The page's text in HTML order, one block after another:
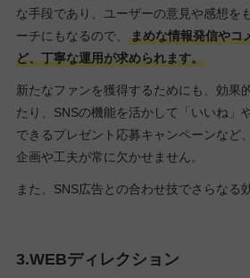
な手段であり、ユーザーの意見や感想を
ーチにもなるので、
まめな情報発信やコ
ど、丁寧な運用が求められます。
新たなファンを獲得するためにも、効果
たり、SNSの機能を活かして「いいね」
できるプレゼント応募キャンペーンなど
企画や工夫が常に欠かせません。
また、SNS広告との合わせ技でさらなる
3.WEBディレクション